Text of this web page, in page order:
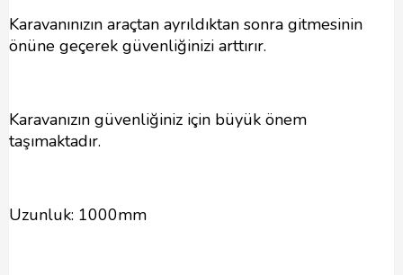
Karavanınızın araçtan ayrıldıktan sonra gitmesinin
önüne geçerek güvenliğinizi arttırır.
Karavanızın güvenliğiniz için büyük önem
taşımaktadır.
Uzunluk: 1000mm